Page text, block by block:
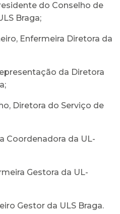
do Conselho de
Braga;
Enfermeira Diretora da
da Diretora
Diretora do Serviço de
Coordenadora da UL-
Gestora da UL-
Gestor da ULS Braga.